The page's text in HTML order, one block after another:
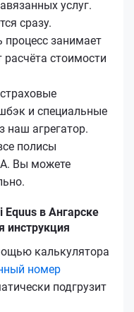
услуг.
сразу.
занимает
расчёта стоимости
и специальные
наш агрегатор.
полисы
Вы можете
в Ангарске
инструкция
калькулятора
номер
подгрузит